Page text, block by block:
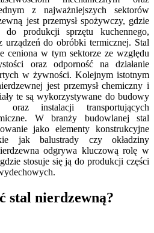
z najważniejszych sektorów
jest przemysł spożywczy, gdzie
do produkcji sprzętu kuchennego,
do obróbki termicznej. Stal
ceniona w tym sektorze ze względu
oraz odporność na działanie
w żywności. Kolejnym istotnym
jest przemysł chemiczny i
te są wykorzystywane do budowy
oraz instalacji transportujących
W branży budowlanej stal
jako elementy konstrukcyjne
jak balustrady czy okładziny
odgrywa kluczową rolę w
stosuje się ją do produkcji części
stal nierdzewną?